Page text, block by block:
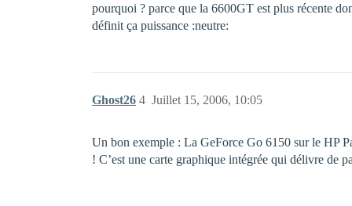
pourquoi ? parce que la 6600GT est plus récente
définit ça puissance :neutre:
Ghost26 Juillet 15, 2006, 10:05
4
Un bon exemple : La GeForce Go 6150 sur le HP
! C’est une carte graphique intégrée qui délivre de